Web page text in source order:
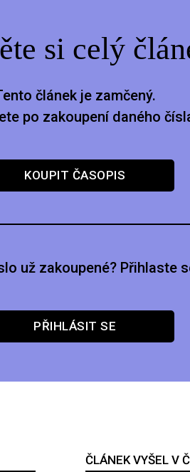
si celý
článek je zamčený.
po zakoupení daného
KOUPIT ČASOPIS
už zakoupené? Přihlaste
PŘIHLÁSIT SE
ČLÁNEK VYŠEL V